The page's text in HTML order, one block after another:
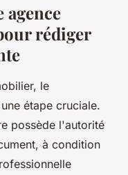
agence
rédiger
le
étape cruciale.
possède l'autorité
à condition